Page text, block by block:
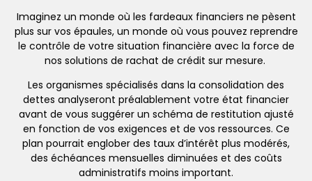
Imaginez un monde où les fardeaux financiers ne pèsent
plus sur vos épaules, un monde où vous pouvez reprendre
le contrôle de votre situation financière avec la force de
nos solutions de rachat de crédit sur mesure.
Les organismes spécialisés dans la consolidation des
dettes analyseront préalablement votre état financier
avant de vous suggérer un schéma de restitution ajusté
en fonction de vos exigences et de vos ressources. Ce
plan pourrait englober des taux d’intérêt plus modérés,
des échéances mensuelles diminuées et des coûts
administratifs moins important.